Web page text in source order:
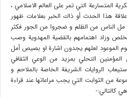
المتسارعة التي تمر على العالم الاسلامي ،
هذا الحدث أو ذاك الخبر بعلامات ظهور
مل الناس من الظلم و ضجروا من الجور فكثر
وزاد اهتمامهم بالقضية المهدوية وصب
الموعود لعلهم يجدون اشارة او بصيص أمل
التحلي بمزيد من الوعي الثقافي
الروايات الشريفة الخاصة بالملاحم و
من الثوابت التي يجب مراعاتها عند قراءة
كالتالي:-